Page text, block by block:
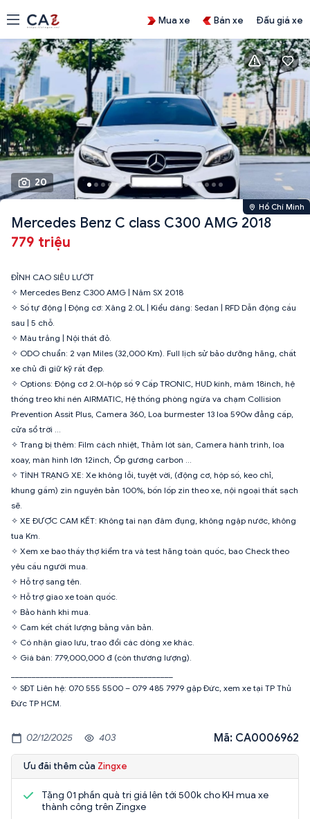
Mua xe Bán xe Đấu giá xe
20
Hồ Chí Minh
Mercedes Benz C class C300 AMG 2018
779 triệu
ĐỈNH CAO SIÊU LƯỚT
✧ Mercedes Benz C300 AMG | Năm SX 2018
✧ Số tự động | Động cơ: Xăng 2.0L | Kiểu dáng: Sedan | RFD Dẫn động cầu
sau | 5 chỗ.
✧ Màu trắng | Nội thất đỏ.
✧ ODO chuẩn: 2 vạn Miles (32,000 Km). Full lịch sử bảo dưỡng hãng, chất
xe chủ đi giữ kỹ rất đẹp.
✧ Options: Động cơ 2.0l-hộp số 9 Cấp TRONIC, HUD kính, mâm 18inch, hệ
thống treo khí nén AIRMATIC, Hệ thống phòng ngừa va chạm Collision
Prevention Assit Plus, Camera 360, Loa burmester 13 loa 590w đẳng cấp,
cửa sổ trời …
✧ Trang bị thêm: Film cách nhiệt, Thảm lót sàn, Camera hành trình, loa
xoay, màn hình lớn 12inch, Ốp gương carbon ...
✧ TÌNH TRẠNG XE: Xe không lỗi, tuyệt vời, (động cơ, hộp số, keo chỉ,
khung gầm) zin nguyên bản 100%, bốn lốp zin theo xe, nội ngoại thất sạch
sẽ.
✧ XE ĐƯỢC CAM KẾT: Không tai nạn đâm đụng, không ngập nước, không
tua Km.
✧ Xem xe bao thầy thợ kiểm tra và test hãng toàn quốc, bao Check theo
yêu cầu người mua.
✧ Hỗ trợ sang tên.
✧ Hỗ trợ giao xe toàn quốc.
✧ Bảo hành khi mua.
✧ Cam kết chất lượng bằng văn bản.
✧ Có nhận giao lưu, trao đổi các dòng xe khác.
✧ Giá bán: 779,000,000 đ (còn thương lượng).
✧ SĐT Liên hệ: 070 555 5500 – 079 485 7979 gặp Đức, xem xe tại TP Thủ
Đức TP HCM.
02/12/2025 403 Mã: CA0006962
Ưu đãi thêm của Zingxe
Tặng 01 phần quà trị giá lên tới 500k cho KH mua xe
thành công trên Zingxe